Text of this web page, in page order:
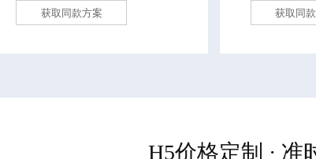
获取同款方案 获取同
H5价格定制 · 准